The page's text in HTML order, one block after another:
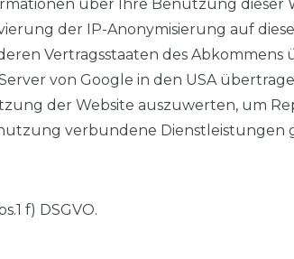
über Ihre Benutzung dieser
der IP-Anonymisierung auf
Vertragsstaaten des
von Google in den USA
der Website auszuwerten, um
verbundene Dienstleistungen
f) DSGVO.